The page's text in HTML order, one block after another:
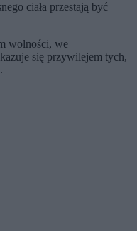
ciała przestają być
wolności, we
się przywilejem tych,